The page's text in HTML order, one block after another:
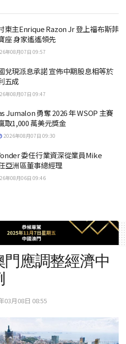
東主Enrique Razon Jr 登上福布斯菲
座 身家遙遙領先
年08月07日 09:57
兌現派息承諾 宣佈中期股息相等於
五成
年08月07日 09:47
Jumalon 勇奪 2026 年 WSOP 主賽
取1,000 萬美元獎金
2026年08月07日 09:30
委任行業資深從業員Mike
亞洲區董事總經理
年08月06日 09:46
應調整經濟中
03月08日 08:55